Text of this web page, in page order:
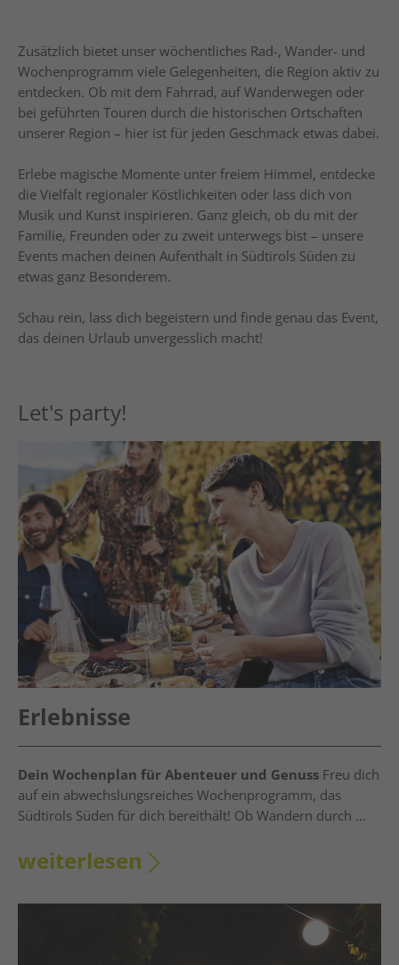
Zusätzlich bietet unser wöchentliches Rad-, Wander- und
Wochenprogramm viele Gelegenheiten, die Region aktiv zu
entdecken. Ob mit dem Fahrrad, auf Wanderwegen oder
bei geführten Touren durch die historischen Ortschaften
unserer Region – hier ist für jeden Geschmack etwas dabei.
Erlebe magische Momente unter freiem Himmel, entdecke
die Vielfalt regionaler Köstlichkeiten oder lass dich von
Musik und Kunst inspirieren. Ganz gleich, ob du mit der
Familie, Freunden oder zu zweit unterwegs bist – unsere
Events machen deinen Aufenthalt in Südtirols Süden zu
etwas ganz Besonderem.
Schau rein, lass dich begeistern und finde genau das Event,
das deinen Urlaub unvergesslich macht!
Let's party!
Erlebnisse
Dein Wochenplan für Abenteuer und Genuss Freu dich
auf ein abwechslungsreiches Wochenprogramm, das
Südtirols Süden für dich bereithält! Ob Wandern durch ...
weiterlesen